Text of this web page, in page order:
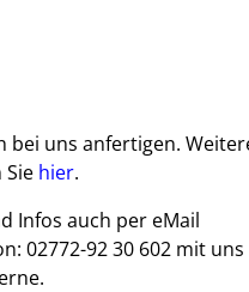
bei uns anfertigen.
hier.
Infos auch per eMail
02772-92 30 602 mit uns